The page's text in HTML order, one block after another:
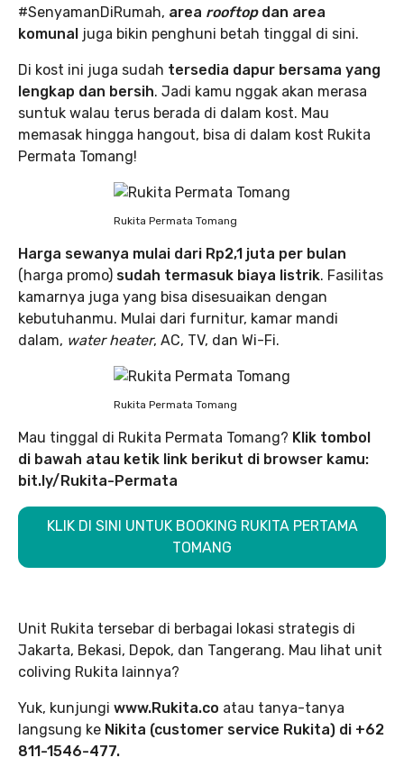
#SenyamanDiRumah, area rooftopdan area
komunal juga bikin penghuni betah tinggal di sini.
Di kost ini juga sudah tersedia dapur bersama yang
lengkap dan bersih. Jadi kamu nggak akan merasa
suntuk walau terus berada di dalam kost. Mau
memasak hingga hangout, bisa di dalam kost Rukita
Permata Tomang!
Rukita Permata Tomang
Harga sewanya mulai dari Rp2,1 juta per bulan
(harga promo) sudah termasuk biaya listrik. Fasilitas
kamarnya juga yang bisa disesuaikan dengan
kebutuhanmu. Mulai dari furnitur, kamar mandi
dalam, water heater, AC, TV, dan Wi-Fi.
Rukita Permata Tomang
Mau tinggal di Rukita Permata Tomang? Klik tombol
di bawah atau ketik link berikut di browser kamu:
bit.ly/Rukita-Permata
KLIK DI SINI UNTUK BOOKING RUKITA PERTAMA
TOMANG
Unit Rukita tersebar di berbagai lokasi strategis di
Jakarta, Bekasi, Depok, dan Tangerang. Mau lihat unit
coliving Rukita lainnya?
Yuk, kunjungi www.Rukita.co atau tanya-tanya
langsung ke Nikita (customer service Rukita) di +62
811-1546-477.